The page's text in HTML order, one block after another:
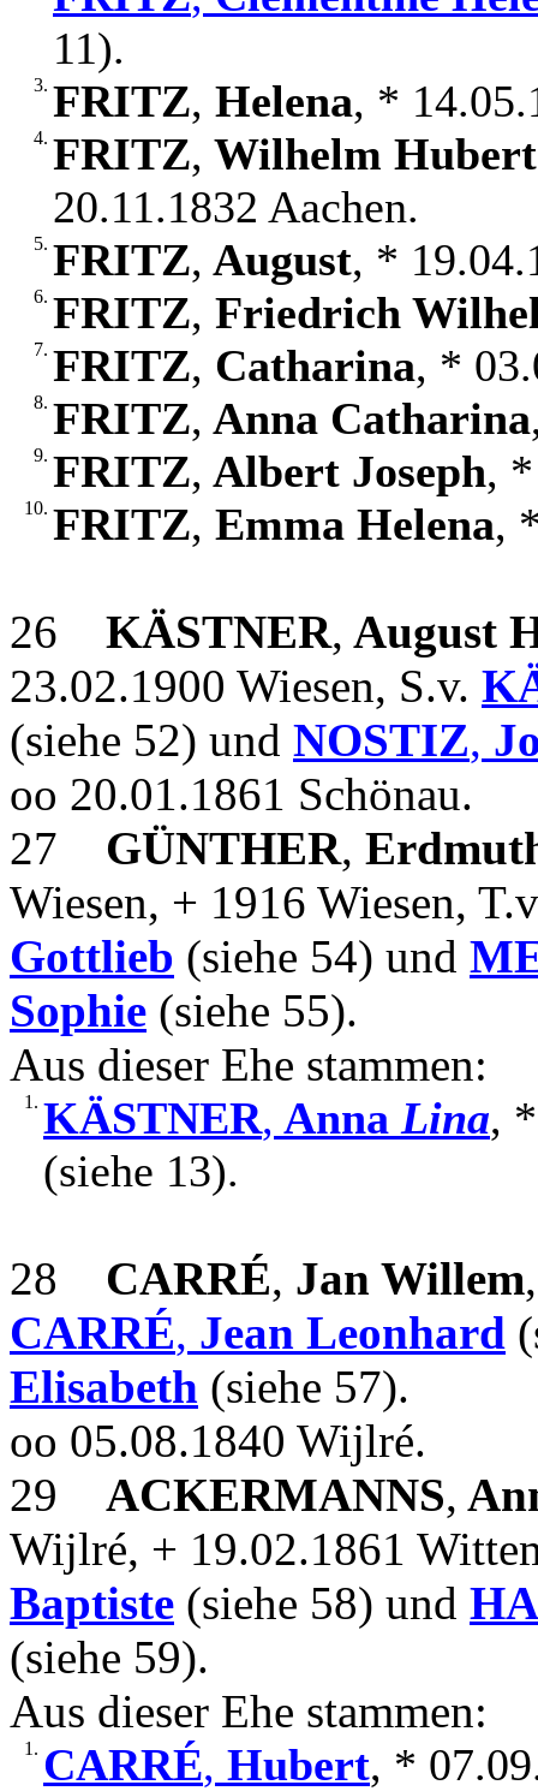
11).
3. FRITZ, Helena, *
4. FRITZ, Wilhelm Hubert
20.11.1832 Aachen.
5. FRITZ, August, *
6. FRITZ, Friedrich
7. FRITZ, Catharina, *
8. FRITZ, Anna Catharina
9. FRITZ, Albert Joseph,
10. FRITZ, Emma Helena,
26 KÄSTNER, August
23.02.1900 Wiesen, S.v.
(siehe 52) und NOSTIZ,
oo 20.01.1861 Schönau.
27 GÜNTHER,
Wiesen, + 1916 Wiesen,
Gottlieb (siehe 54) und
Sophie (siehe 55).
Aus dieser Ehe stammen:
1. KÄSTNER, Anna Lina,
(siehe 13).
28 CARRÉ, Jan Willem
CARRÉ, Jean Leonhard
Elisabeth (siehe 57).
oo 05.08.1840 Wijlré.
29 ACKERMANNS,
Wijlré, + 19.02.1861
Baptiste (siehe 58) und
(siehe 59).
Aus dieser Ehe stammen:
1. CARRÉ, Hubert, *